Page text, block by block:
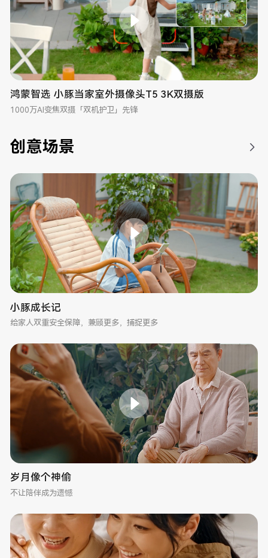
鸿蒙智选 小豚当家室外摄像头T5 3K双摄版
1000万AI变焦双摄「双机护卫」先锋
创意场景
小豚成长记
给家人双重安全保障，兼顾更多，捕捉更多
岁月像个神偷
不让陪伴成为遗憾